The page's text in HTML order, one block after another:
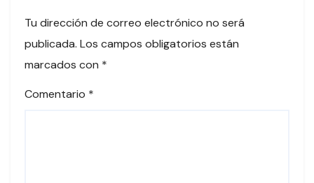
Tu dirección de correo electrónico no será
publicada. Los campos obligatorios están
marcados con *
Comentario *